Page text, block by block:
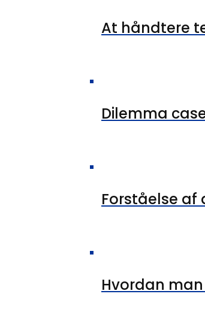
At håndtere
Dilemma
Forståelse af
Hvordan